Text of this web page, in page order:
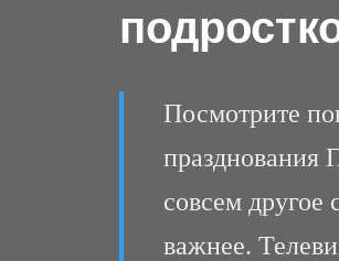
Посмотрите
празднования
совсем
важнее.